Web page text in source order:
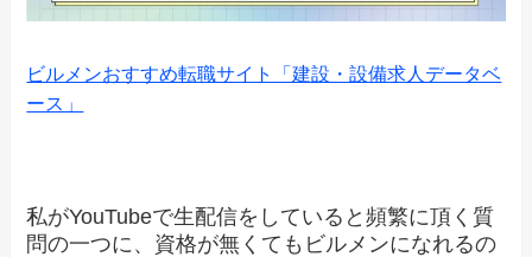
ビルメンおすすめ転職サイト「建設・設備求人データベ
ース」
私がYouTubeで生配信をしていると頻繁に頂く質
問の一つに、資格が無くてもビルメンになれるの